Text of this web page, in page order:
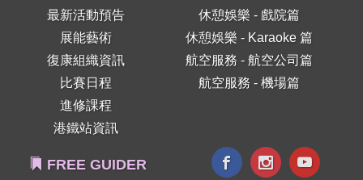
最新活動預告
展能藝術
復康組織資訊
比賽日程
進修課程
港鐵站資訊
休憩娛樂 - 戲院篇
休憩娛樂 - Karaoke 篇
航空服務 - 航空公司篇
航空服務 - 機場篇
FREE GUIDER